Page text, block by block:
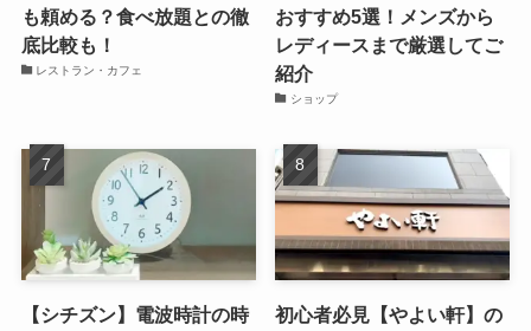
も頼める？食べ放題との徹
底比較も！
レストラン・カフェ
おすすめ5選！メンズから
レディースまで厳選してご
紹介
ショップ
【シチズン】電波時計の時
初心者必見【やよい軒】の